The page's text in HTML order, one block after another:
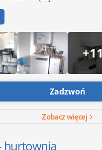
+11
Zadzwoń
Zobacz więcej
hurtownia